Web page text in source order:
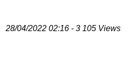
28/04/2022 02:16 - 3 105 Views